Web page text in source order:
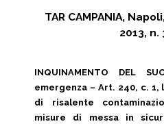
TAR CAMPANIA,
2013, n.
INQUINAMENTO DEL
emergenza – Art. 240, c.
di risalente
misure di messa in